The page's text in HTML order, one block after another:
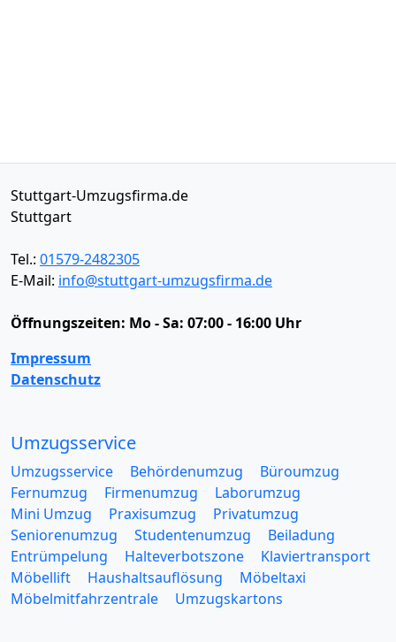
Stuttgart-Umzugsfirma.de
Stuttgart
Tel.: 01579-2482305
E-Mail: info@stuttgart-umzugsfirma.de
Öffnungszeiten: Mo - Sa: 07:00 - 16:00 Uhr
Impressum
Datenschutz
Umzugsservice
Umzugsservice Behördenumzug
Büroumzug
Fernumzug
Firmenumzug
Laborumzug
Mini Umzug
Praxisumzug
Privatumzug
Seniorenumzug
Studentenumzug
Beiladung
Entrümpelung
Halteverbotszone
Klaviertransport
Möbellift
Haushaltsauflösung
Möbeltaxi
Möbelmitfahrzentrale
Umzugskartons